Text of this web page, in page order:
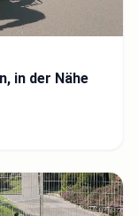
in der Nähe